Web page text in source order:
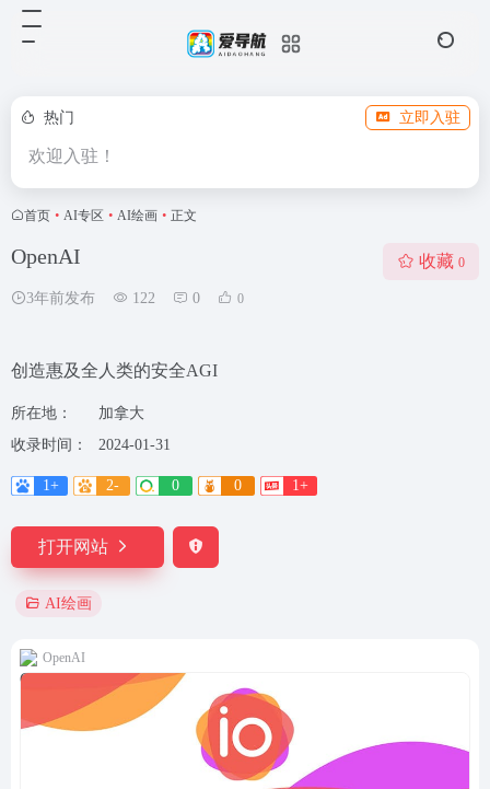
热门 立即入驻
欢迎入驻！
首页 • AI专区 • AI绘画 • 正文
OpenAI
3年前发布 122 0 0
收藏 0
创造惠及全人类的安全AGI
所在地：
加拿大
收录时间：
2024-01-31
1+ 2- 0 0 1+
打开网站
AI绘画
OpenAI